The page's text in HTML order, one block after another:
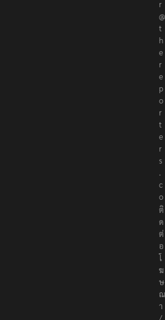
@
t
h
e
r
e
p
o
r
t
e
r
s
.
c
o
ติ
ด
ต่
อ
โ
ฆ
ษ
ณ
า
/
ส